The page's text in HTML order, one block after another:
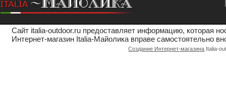
Сайт italia-outdoor.ru предоставляет информацию, которая
Интернет-магазин Italia-Майолика вправе самостоятельно
Создание Интернет-магазина Italia-